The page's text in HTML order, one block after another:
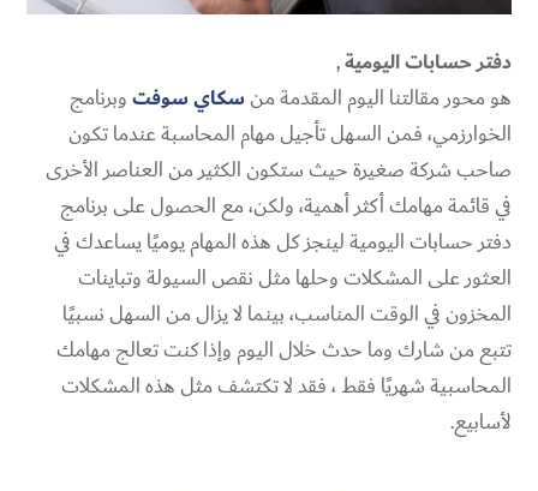
دفتر حسابات اليومية,
هو محور مقالتنا اليوم المقدمة منسكاي سوفتوبرنامج
الخوارزمي، فمن السهل تأجيل مهام المحاسبة عندما تكون
صاحب شركة صغيرة حيث ستكون الكثير من العناصر الأخرى
في قائمة مهامك أكثر أهمية، ولكن، مع الحصول على برنامج
دفتر حسابات اليومية لينجز كل هذه المهام يوميًا يساعدك في
العثور على المشكلات وحلها مثل نقص السيولة وتباينات
المخزون في الوقت المناسب، بينما لا يزال من السهل نسبيًا
تتبع من شارك وما حدث خلال اليوم وإذا كنت تعالج مهامك
المحاسبية شهريًا فقط ، فقد لا تكتشف مثل هذه المشكلات
لأسابيع.